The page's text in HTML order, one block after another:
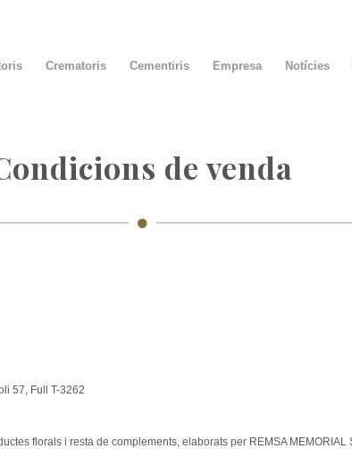
Crematoris Cementiris Empresa Notícies
de venda
57, Full T-3262
florals i resta de complements, elaborats per REMSA